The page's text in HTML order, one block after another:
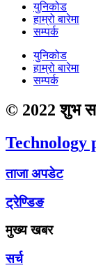
युनिकोड
हाम्रो बारेमा
सम्पर्क
युनिकोड
हाम्रो बारेमा
सम्पर्क
© 2022 शुभ
Technology
ताजा अपडेट
ट्रेण्डिङ
मुख्य खबर
सर्च